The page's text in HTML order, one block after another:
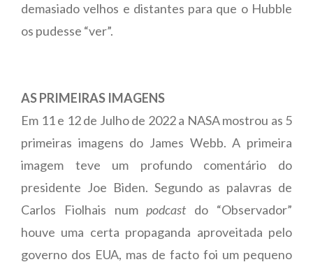
demasiado velhos e distantes para que o Hubble
os pudesse “ver”.
AS PRIMEIRAS IMAGENS
Em 11 e 12 de Julho de 2022 a NASA mostrou as 5
primeiras imagens do James Webb. A primeira
imagem teve um profundo comentário do
presidente Joe Biden. Segundo as palavras de
Carlos Fiolhais numpodcastdo “Observador”
houve uma certa propaganda aproveitada pelo
governo dos EUA, mas de facto foi um pequeno